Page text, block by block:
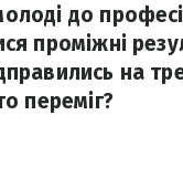
до
проміжні
на
переміг?